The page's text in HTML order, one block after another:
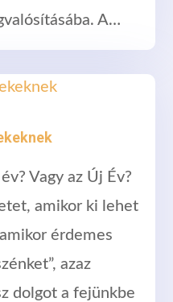
A…
Vagy az Új Év?
amikor ki lehet
érdemes
azaz
dolgot a fejünkbe